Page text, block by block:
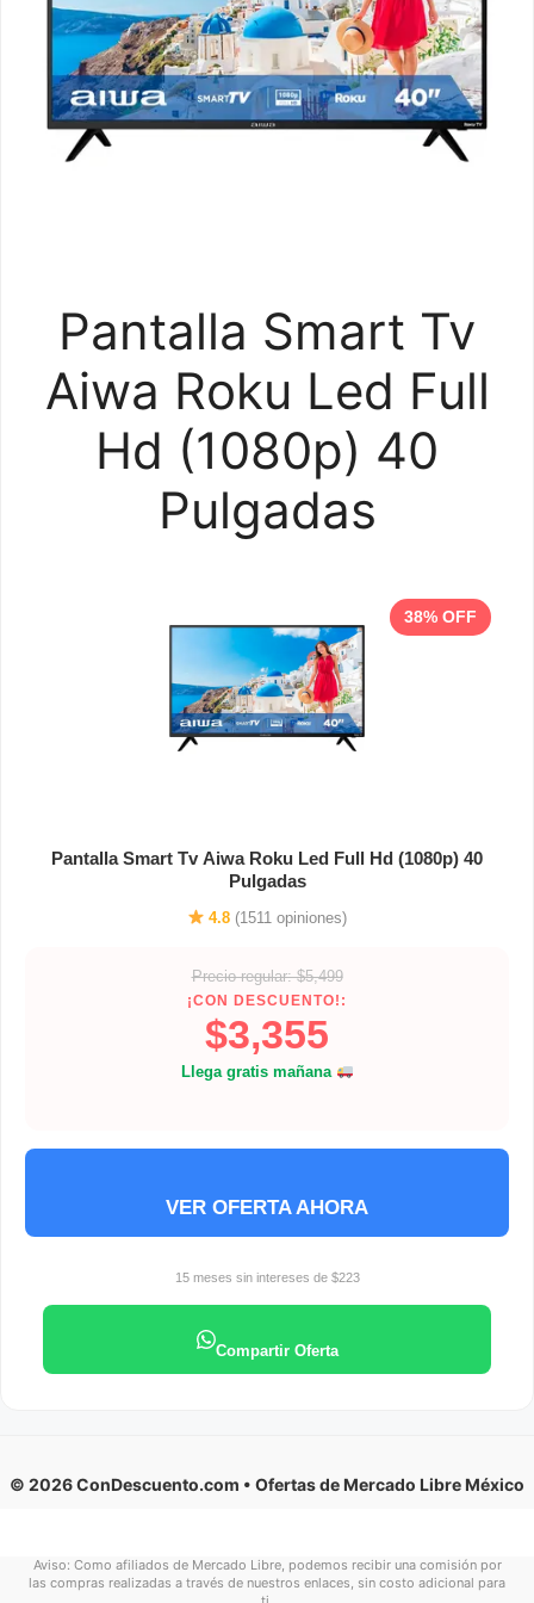
Pantalla Smart Tv
Aiwa Roku Led Full
Hd (1080p) 40
Pulgadas
38% OFF
Pantalla Smart Tv Aiwa Roku Led Full Hd (1080p) 40
Pulgadas
4.8 (1511 opiniones)
Precio regular: $5,499
¡CON DESCUENTO!:
$3,355
Llega gratis mañana
VER OFERTA AHORA
15 meses sin intereses de $223
Compartir Oferta